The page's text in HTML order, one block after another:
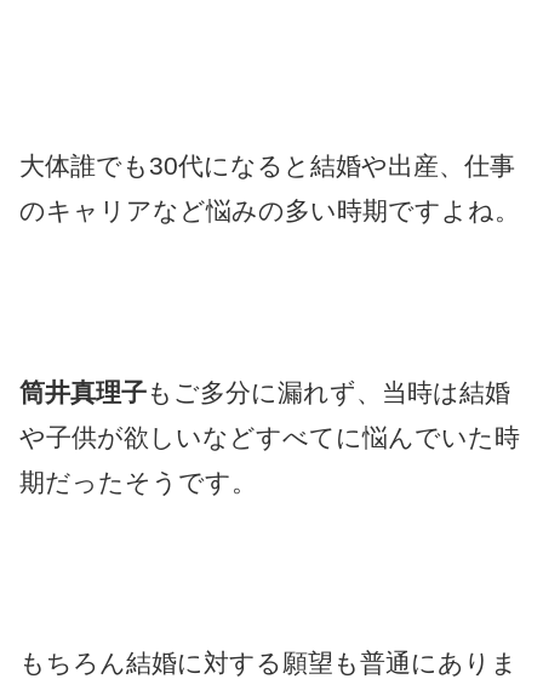
大体誰でも30代になると結婚や出産、仕事
のキャリアなど悩みの多い時期ですよね。
筒井真理子もご多分に漏れず、当時は結婚
や子供が欲しいなどすべてに悩んでいた時
期だったそうです。
もちろん結婚に対する願望も普通にありま